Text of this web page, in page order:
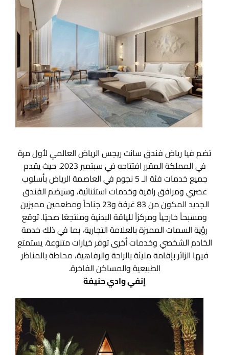
تضم فيا رياض فندق سانت ريجس الرياض العالمي لأول مرة
في المملكة المقرر افتتاحه في سبتمبر 2023. حيث يقدم
جميع خدمات فئة الـ 5 نجوم في العاصمة الرياض بأسلوب
عصري ومرافق راقية وخدمات استثنائية، وسيضم الفندق
الجديد المكون من 83 غرفة و23 جناحاً ومطعمين مميزين
ومسبحاً خارجياً ومركزاً للياقة البدنية ومنتجعًا صحيًا. توقع
رؤية السمات المميزة بالعلامة التجارية، بما في ذلك خدمة
الخادم الشخصي وخدمات أخرى توفر خيارات متنوعة. يستمتع
فيها الزائر بإقامة مليئة بالراحة والرفاهية، محاطة بالمناظر
الطبيعية والمساكن الفاخرة.
إنفي وادي حنيفة